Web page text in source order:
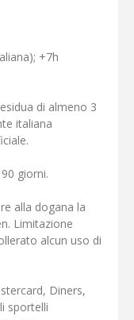
+7h
di almeno 3
italiana
giorni.
alla dogana la
Limitazione
alcun uso di
Diners,
sportelli